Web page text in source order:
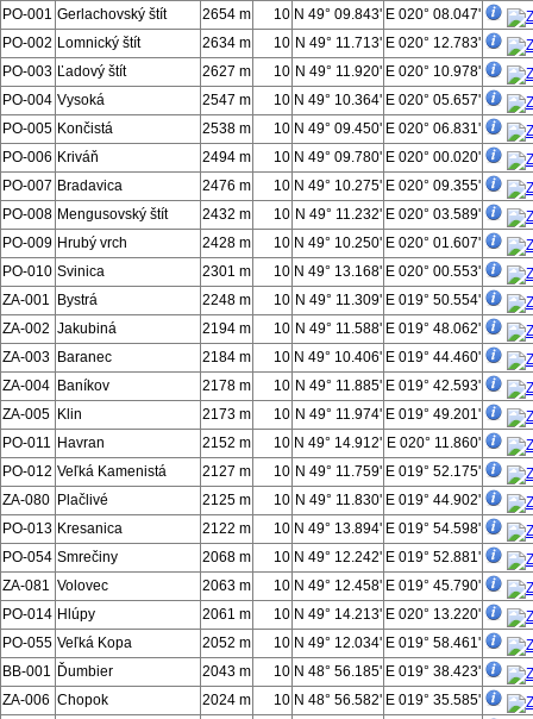
PO-001 Gerlachovský štít 2654 m 10 N 49° 09.843' E 020° 08.047'
PO-002 Lomnický štít 2634 m 10 N 49° 11.713' E 020° 12.783'
PO-003 Ľadový štít 2627 m 10 N 49° 11.920' E 020° 10.978'
PO-004 Vysoká 2547 m 10 N 49° 10.364' E 020° 05.657'
PO-005 Končistá 2538 m 10 N 49° 09.450' E 020° 06.831'
PO-006 Kriváň 2494 m 10 N 49° 09.780' E 020° 00.020'
PO-007 Bradavica 2476 m 10 N 49° 10.275' E 020° 09.355'
PO-008 Mengusovský štít 2432 m 10 N 49° 11.232' E 020° 03.589'
PO-009 Hrubý vrch 2428 m 10 N 49° 10.250' E 020° 01.607'
PO-010 Svinica 2301 m 10 N 49° 13.168' E 020° 00.553'
ZA-001
Bystrá 2248 m 10 N 49° 11.309' E 019° 50.554'
ZA-002 Jakubiná 2194 m 10 N 49° 11.588' E 019° 48.062'
ZA-003 Baranec 2184 m 10 N 49° 10.406' E 019° 44.460'
ZA-004 Baníkov 2178 m 10 N 49° 11.885' E 019° 42.593'
ZA-005 Klin 2173 m 10 N 49° 11.974' E 019° 49.201'
PO-011 Havran 2152 m 10 N 49° 14.912' E 020° 11.860'
PO-012 Veľká Kamenistá 2127 m 10 N 49° 11.759' E 019° 52.175'
ZA-080 Plačlivé 2125 m 10 N 49° 11.830' E 019° 44.902'
PO-013 Kresanica 2122 m 10 N 49° 13.894' E 019° 54.598'
PO-054 Smrečiny 2068 m 10 N 49° 12.242' E 019° 52.881'
ZA-081 Volovec 2063 m 10 N 49° 12.458' E 019° 45.790'
PO-014 Hlúpy 2061 m 10 N 49° 14.213' E 020° 13.220'
PO-055 Veľká Kopa 2052 m 10 N 49° 12.034' E 019° 58.461'
BB-001 Ďumbier 2043 m 10 N 48° 56.185' E 019° 38.423'
ZA-006 Chopok 2024 m 10 N 48° 56.582' E 019° 35.585'